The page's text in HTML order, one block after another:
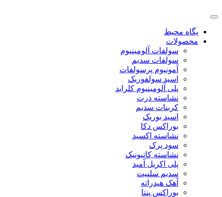
پگاه محیط
محصولات
سولفات آلومینیوم
سولفات سدیم
آمونیوم پرسولفات
اسید سولفوریک
پلی آلومینیوم کلراید
نشاسته ذرت
کربنات سدیم
اسید بوریک
بوراکس دکا
نشاسته اکسید
سود پرک
نشاسته کاتیونیک
پلی اکریل آمید
سدیم سلنیت
آهک هیدراته
بوراکس پنتا